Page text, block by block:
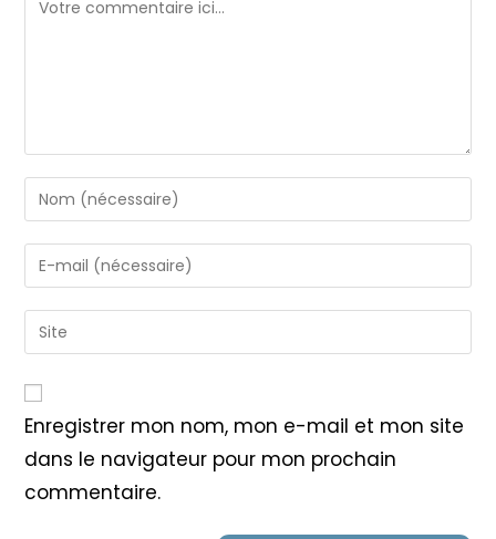
Enter
your
name
or
to
comment
Enter
your
email
address
Saisir
l’URL
votre
site
(facultatif)
Enregistrer mon nom, mon e-mail et mon site
dans le navigateur pour mon prochain
commentaire.